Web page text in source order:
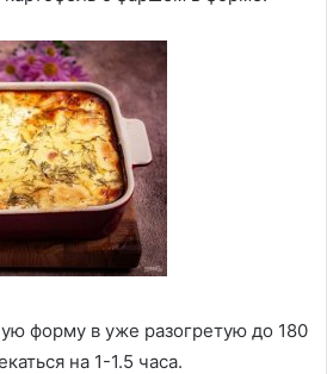
форму в уже разогретую до 180
на 1-1.5 часа.